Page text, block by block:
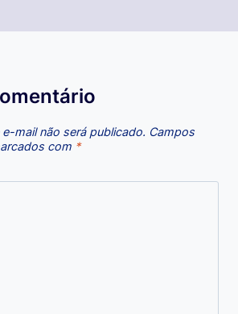
mail não será publicado. Campos
com *